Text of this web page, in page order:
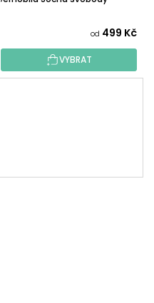
od 499 Kč
VYBRAT